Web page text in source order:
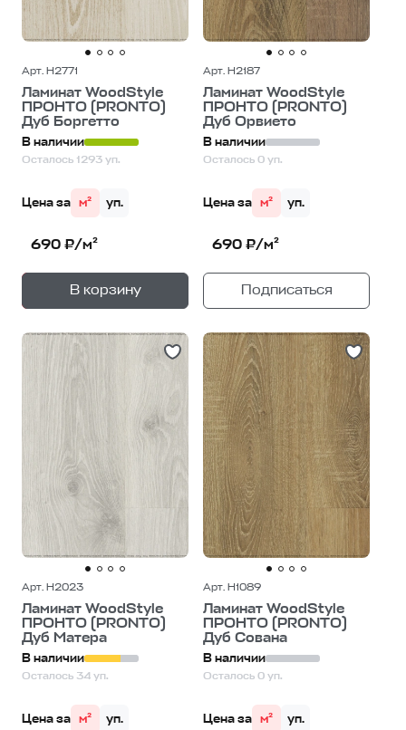
Арт. H2771
Ламинат WoodStyle
ПРОНТО (PRONTO)
Дуб Боргетто
В наличии
Осталось 1293 уп.
Цена за м² уп.
690 ₽/м²
В корзину
— 1уп.
Арт. H2187
Ламинат WoodStyle
ПРОНТО (PRONTO)
Дуб Орвието
В наличии
Осталось 0 уп.
Цена за м² уп.
690 ₽/м²
Подписаться
Арт. H2023
Ламинат WoodStyle
ПРОНТО (PRONTO)
Дуб Матера
В наличии
Осталось 34 уп.
Цена за м² уп.
Арт. H1089
Ламинат WoodStyle
ПРОНТО (PRONTO)
Дуб Сована
В наличии
Осталось 0 уп.
Цена за м² уп.